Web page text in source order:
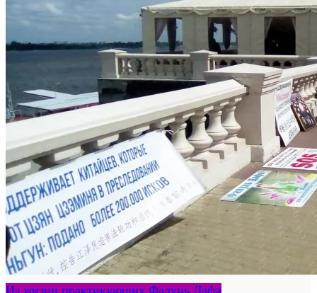
Из жизни практикующих Фалунь Дафа